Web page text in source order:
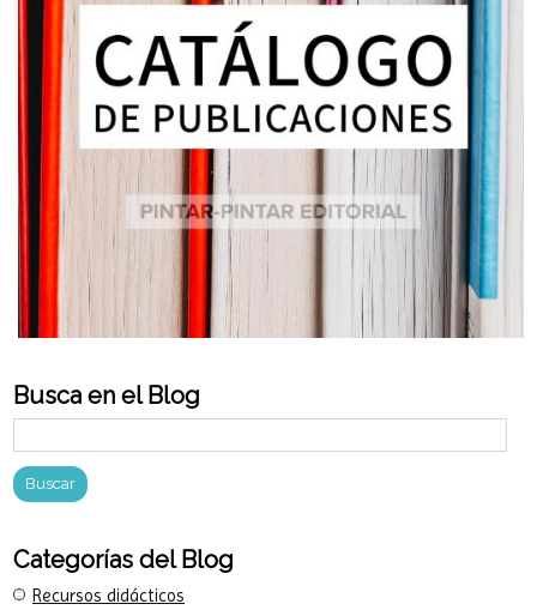
Busca en el Blog
Categorías del Blog
Recursos didácticos